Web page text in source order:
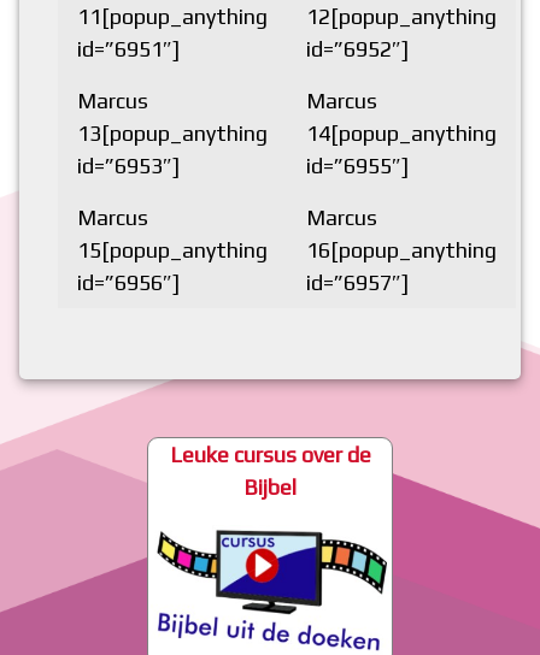
11[popup_anything
id=”6951″]
12[popup_anything
id=”6952″]
Marcus
13[popup_anything
id=”6953″]
Marcus
14[popup_anything
id=”6955″]
Marcus
15[popup_anything
id=”6956″]
Marcus
16[popup_anything
id=”6957″]
Leuke cursus over de
Bijbel